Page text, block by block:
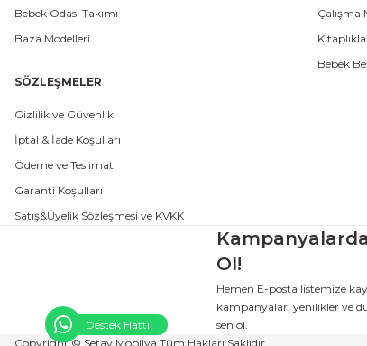
Bebek Odası Takımı
Baza Modelleri
Çalışma
Bebek
SÖZLEŞMELER
Gizlilik ve Güvenlik
İptal & İade Koşulları
Ödeme ve Teslimat
Garanti Koşulları
Satış&Üyelik Sözleşmesi ve KVKK
Ol!
Hemen E-posta listemize
kampanyalar, yenilikler ve
sen ol.
Copyright © Setay Mobilya Tüm Hakları Saklıdır.
Destek Hattı